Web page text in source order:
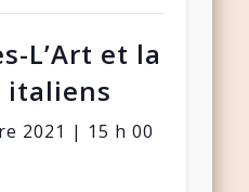
L’Art et la
italiens
2021 | 15 h 00